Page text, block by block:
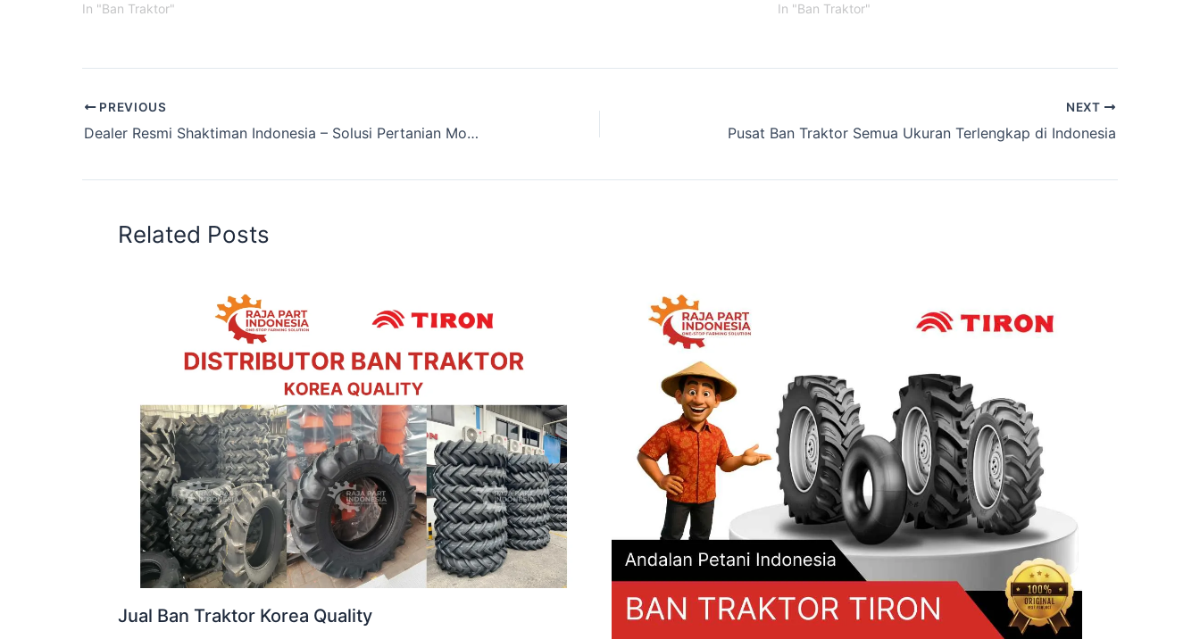
In "Ban Traktor"
In "Ban Traktor"
PREVIOUS
Dealer Resmi Shaktiman Indonesia – Solusi Pertanian Modern
NEXT
Pusat Ban Traktor Semua Ukuran Terlengkap di Indonesia
Related Posts
Jual Ban Traktor Korea Quality